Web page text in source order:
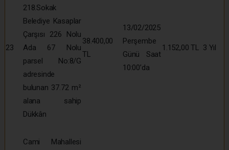
23
218.Sokak
Belediye Kasaplar
Çarşısı 226 Nolu
Ada 67 Nolu
parsel No:8/G
adresinde
bulunan 37.72 m²
alana sahip
Dükkân
38.400,00
TL
13/02/2025
Perşembe
Günü Saat
10:00’da
1.152,00 TL 3 Yıl
Cami Mahallesi